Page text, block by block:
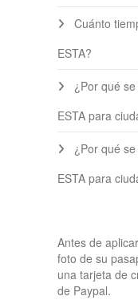
Cuánto
ESTA?
¿Por qué
ESTA para
¿Por qué
ESTA para
Antes de
foto de su
una tarjeta de
de Paypal.